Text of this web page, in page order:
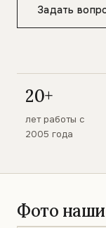
Задать
20+
лет работы с
2005 года
Фото